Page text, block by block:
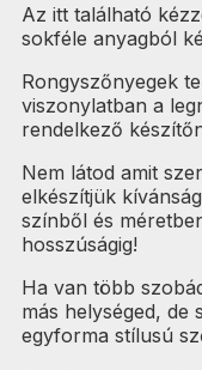
Az itt található
sokféle anyagból
Rongyszőnyegek
viszonylatban a
rendelkező
Nem látod amit
elkészítjük
színből és
hosszúságig!
Ha van több
más helységed, de
egyforma stílusú